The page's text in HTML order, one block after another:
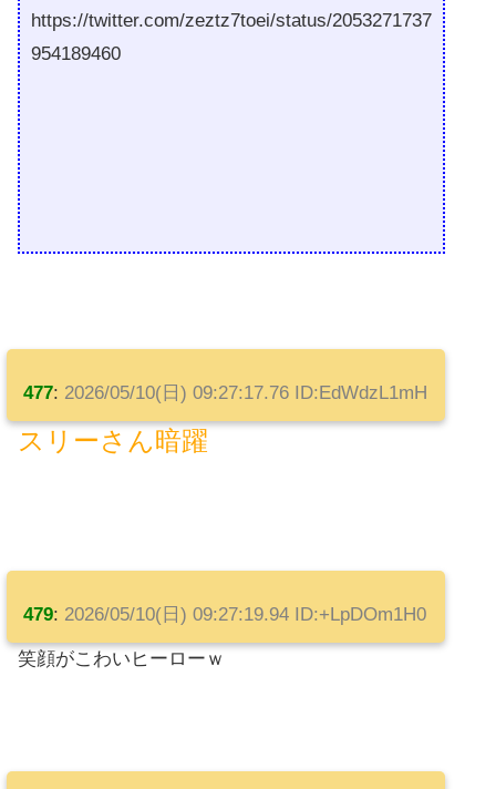
https://twitter.com/zeztz7toei/status/2053271737
954189460
477: 2026/05/10(日) 09:27:17.76 ID:EdWdzL1mH
スリーさん暗躍
479: 2026/05/10(日) 09:27:19.94 ID:+LpDOm1H0
笑顔がこわいヒーローｗ